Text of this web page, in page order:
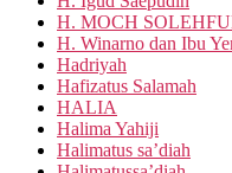
H. MOCH
H. Winarno dan Ibu
Hadriyah
Hafizatus Salamah
HALIA
Halima Yahiji
Halimatus sa’diah